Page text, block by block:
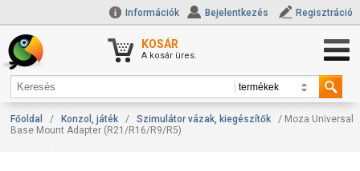
Információk Bejelentkezés Regisztráció
KOSÁR
A kosár üres.
Főoldal / Konzol, játék / Szimulátor vázak, kiegészítők
/ Moza Universal
Base Mount Adapter (R21/R16/R9/R5)